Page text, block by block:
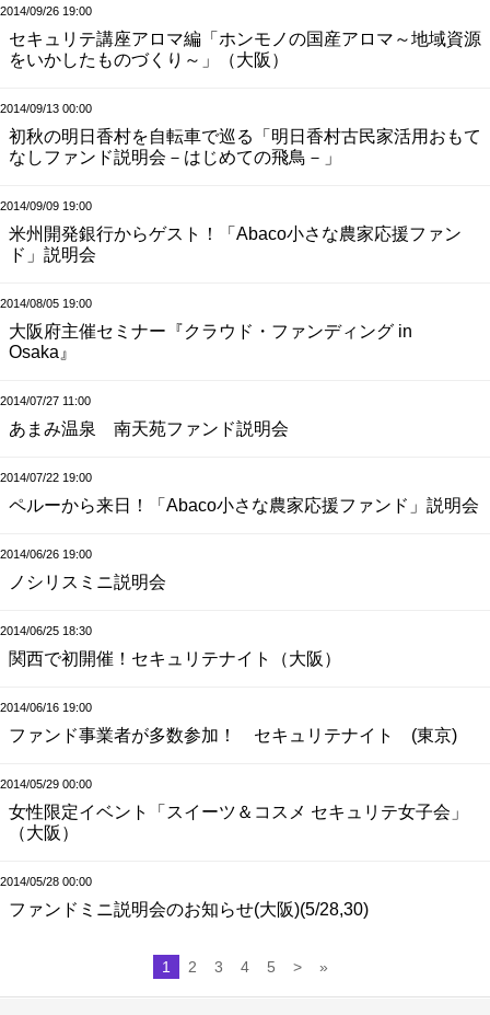
2014/09/26 19:00
セキュリテ講座アロマ編「ホンモノの国産アロマ～地域資源
をいかしたものづくり～」（大阪）
2014/09/13 00:00
初秋の明日香村を自転車で巡る「明日香村古民家活用おもて
なしファンド説明会－はじめての飛鳥－」
2014/09/09 19:00
米州開発銀行からゲスト！「Abaco小さな農家応援ファン
ド」説明会
2014/08/05 19:00
大阪府主催セミナー『クラウド・ファンディング in
Osaka』
2014/07/27 11:00
あまみ温泉 南天苑ファンド説明会
2014/07/22 19:00
ペルーから来日！「Abaco小さな農家応援ファンド」説明会
2014/06/26 19:00
ノシリスミニ説明会
2014/06/25 18:30
関西で初開催！セキュリテナイト（大阪）
2014/06/16 19:00
ファンド事業者が多数参加！ セキュリテナイト (東京)
2014/05/29 00:00
女性限定イベント「スイーツ＆コスメ セキュリテ女子会」
（大阪）
2014/05/28 00:00
ファンドミニ説明会のお知らせ(大阪)(5/28,30)
1 2 3 4 5 > »